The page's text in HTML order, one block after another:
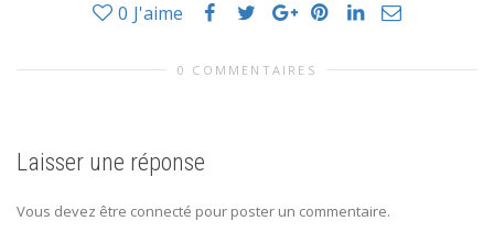
0 J'aime
0 COMMENTAIRES
Laisser une réponse
Vous devez être connecté pour poster un commentaire.